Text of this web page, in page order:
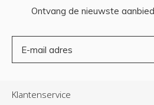
Ontvang de nieuwste
Klantenservice